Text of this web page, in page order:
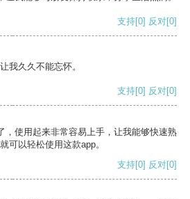
支持[0] 反对[0]
我久久不能忘怀。
支持[0] 反对[0]
，使用起来非常容易上手，让我能够快速熟
可以轻松使用这款app。
支持[0] 反对[0]